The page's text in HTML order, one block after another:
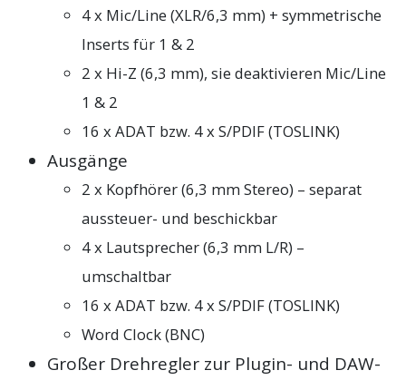
4 x Mic/Line (XLR/6,3 mm) + symmetrische
Inserts für 1 & 2
2 x Hi-Z (6,3 mm), sie deaktivieren Mic/Line
1 & 2
16 x ADAT bzw. 4 x S/PDIF (TOSLINK)
Ausgänge
2 x Kopfhörer (6,3 mm Stereo) – separat
aussteuer- und beschickbar
4 x Lautsprecher (6,3 mm L/R) –
umschaltbar
16 x ADAT bzw. 4 x S/PDIF (TOSLINK)
Word Clock (BNC)
Großer Drehregler zur Plugin- und DAW-